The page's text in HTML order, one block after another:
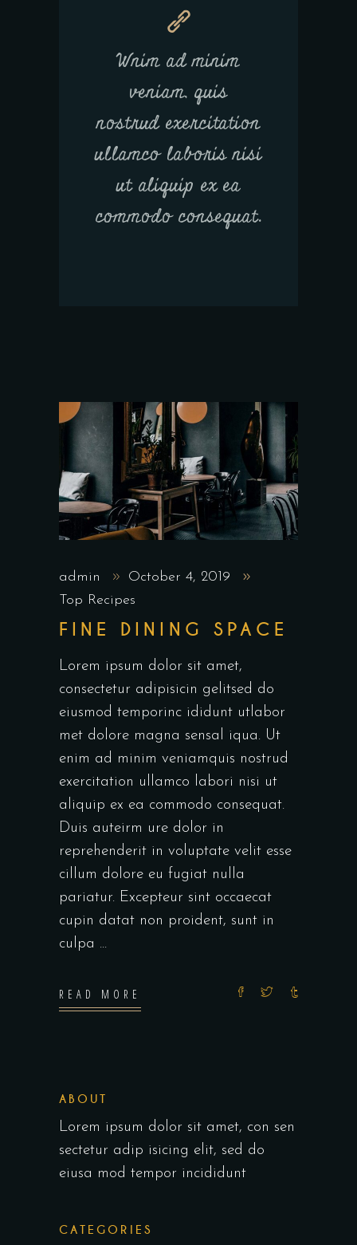
Wnim ad minim
veniam, quis
nostrud exercitation
ullamco laboris nisi
ut aliquip ex ea
commodo consequat.
admin
October 4, 2019
Top Recipes
FINE DINING SPACE
Lorem ipsum dolor sit amet,
consectetur adipisicin gelitsed do
eiusmod temporinc ididunt utlabor
met dolore magna sensal iqua. Ut
enim ad minim veniamquis nostrud
exercitation ullamco labori nisi ut
aliquip ex ea commodo consequat.
Duis auteirm ure dolor in
reprehenderit in voluptate velit esse
cillum dolore eu fugiat nulla
pariatur. Excepteur sint occaecat
cupin datat non proident, sunt in
culpa
READ MORE
ABOUT
Lorem ipsum dolor sit amet, con sen
sectetur adip isicing elit, sed do
eiusa mod tempor incididunt
CATEGORIES